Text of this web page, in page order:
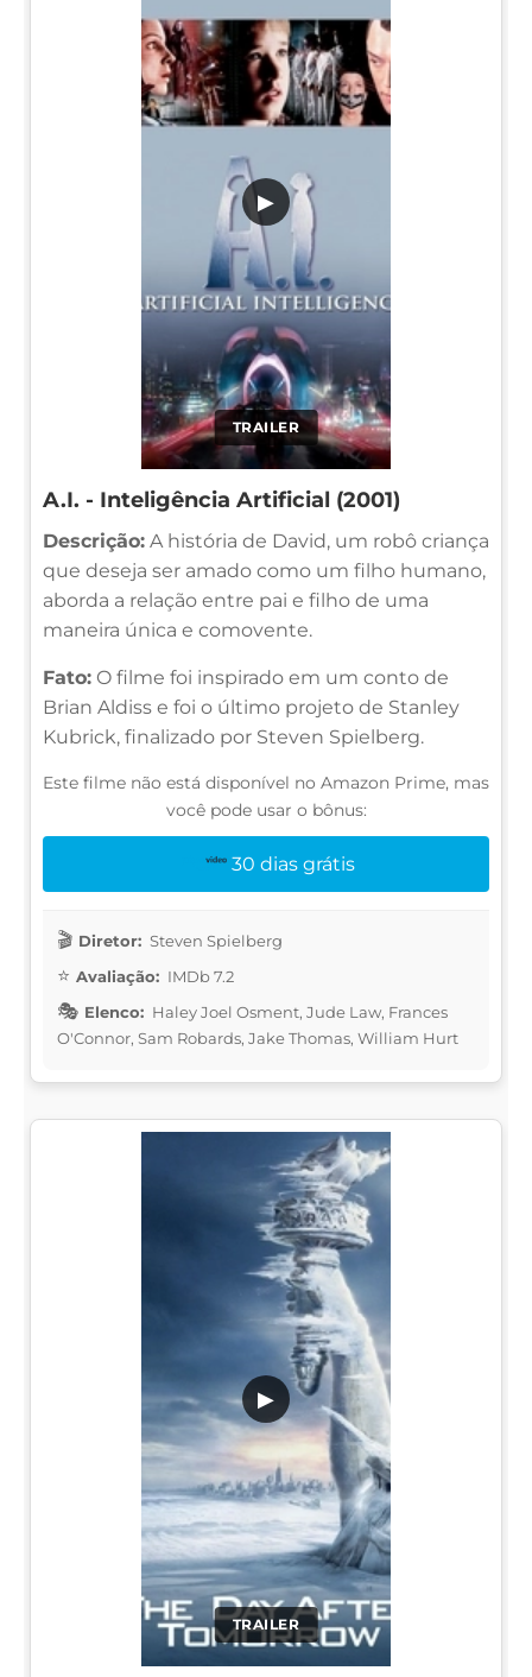
TRAILER
▶
A.I. - Inteligência Artificial (2001)
Descrição: A história de David, um robô criança
que deseja ser amado como um filho humano,
aborda a relação entre pai e filho de uma
maneira única e comovente.
Fato: O filme foi inspirado em um conto de
Brian Aldiss e foi o último projeto de Stanley
Kubrick, finalizado por Steven Spielberg.
Este filme não está disponível no Amazon Prime, mas
você pode usar o bônus:
30 dias grátis
Diretor: Steven Spielberg
Avaliação: IMDb 7.2
Elenco: Haley Joel Osment, Jude Law, Frances
O'Connor, Sam Robards, Jake Thomas, William Hurt
TRAILER
▶